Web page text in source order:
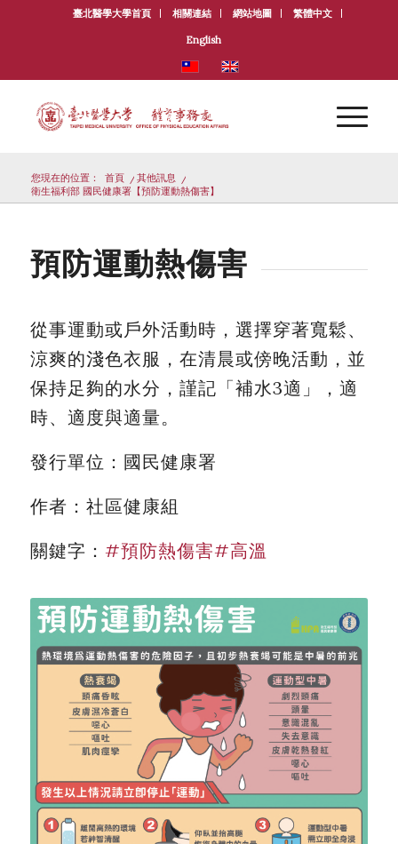
臺北醫學大學首頁 相關連結 網站地圖 繁體中文
English
您現在的位置： 首頁 / 其他訊息
/
衛生福利部 國民健康署【預防運動熱傷害】
預防運動熱傷害
從事運動或戶外活動時，選擇穿著寬鬆、
涼爽的淺色衣服，在清晨或傍晚活動，並
保持足夠的水分，謹記「補水3適」，適
時、適度與適量。
發行單位：國民健康署
作者：社區健康組
關鍵字： #預防熱傷害#高溫